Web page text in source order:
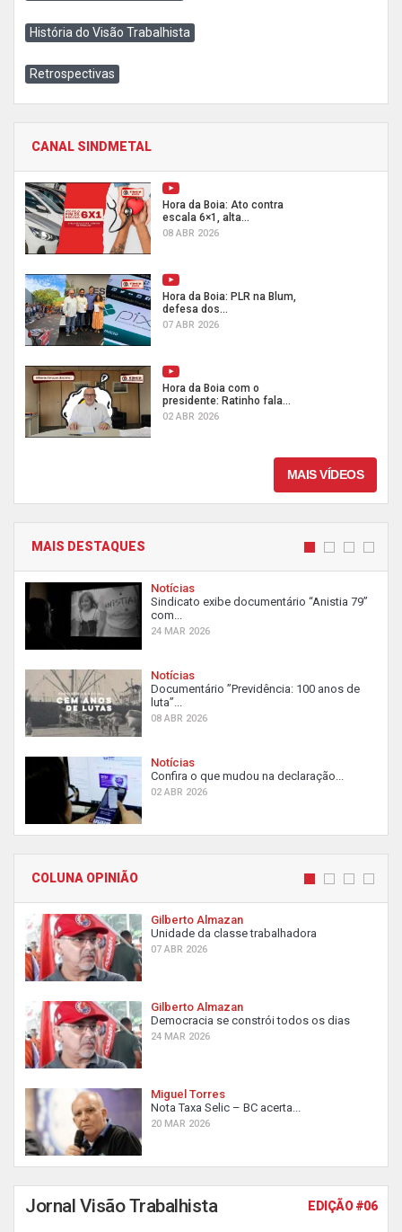
História do Visão Trabalhista
Retrospectivas
CANAL SINDMETAL
Hora da Boia: Ato contra
escala 6×1, alta...
08 ABR 2026
Hora da Boia: PLR na Blum,
defesa dos...
07 ABR 2026
Hora da Boia com o
presidente: Ratinho fala...
02 ABR 2026
MAIS VÍDEOS
MAIS DESTAQUES
Notícias
Sindicato exibe documentário “Anistia 79”
com...
24 MAR 2026
Notícias
Documentário ”Previdência: 100 anos de
luta”...
08 ABR 2026
Notícias
Confira o que mudou na declaração...
02 ABR 2026
COLUNA OPINIÃO
Gilberto Almazan
Unidade da classe trabalhadora
07 ABR 2026
Gilberto Almazan
Democracia se constrói todos os dias
24 MAR 2026
Miguel Torres
Nota Taxa Selic – BC acerta...
20 MAR 2026
Jornal Visão Trabalhista EDIÇÃO #06